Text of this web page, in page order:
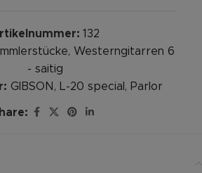
132
, Westerngitarren 6
- saitig
GIBSON , L-20 special , Parlor